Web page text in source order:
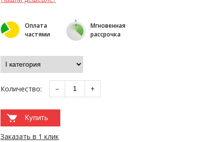
Оплата
частями
Мгновенная
рассрочка
Количество: − +
Купить
Заказать в 1 клик